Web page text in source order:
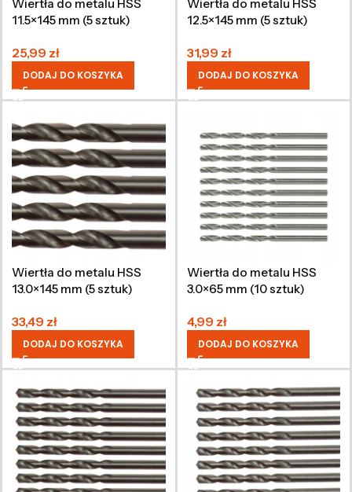
Wiertła do metalu HSS
11.5×145 mm (5 sztuk)
25,99 zł
DODAJ DO KOSZYKA
Wiertła do metalu HSS
12.5×145 mm (5 sztuk)
31,99 zł
DODAJ DO KOSZYKA
Wiertła do metalu HSS
13.0×145 mm (5 sztuk)
33,49 zł
DODAJ DO KOSZYKA
Wiertła do metalu HSS
3.0×65 mm (10 sztuk)
4,99 zł
DODAJ DO KOSZYKA